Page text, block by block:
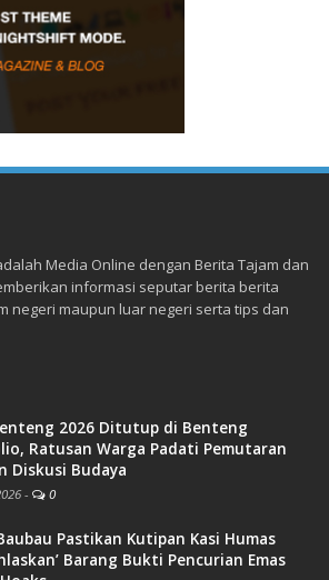
Media Online dengan Berita Tajam dan
informasi seputar berita berita
negeri maupun luar negeri serta tips dan
2026 Ditutup di Benteng
Ratusan Warga Padati Pemutaran
Diskusi Budaya
- 0
Pastikan Kutipan Kasi Humas
Barang Bukti Pencurian Emas